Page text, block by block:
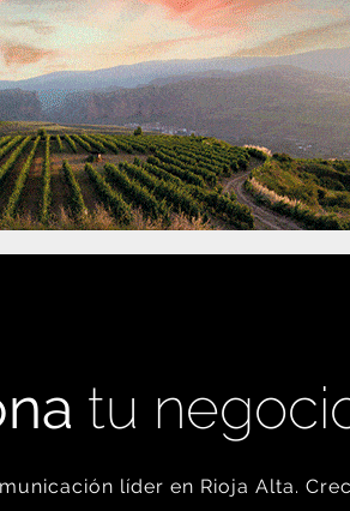
tu
líder en Rioja Alta.